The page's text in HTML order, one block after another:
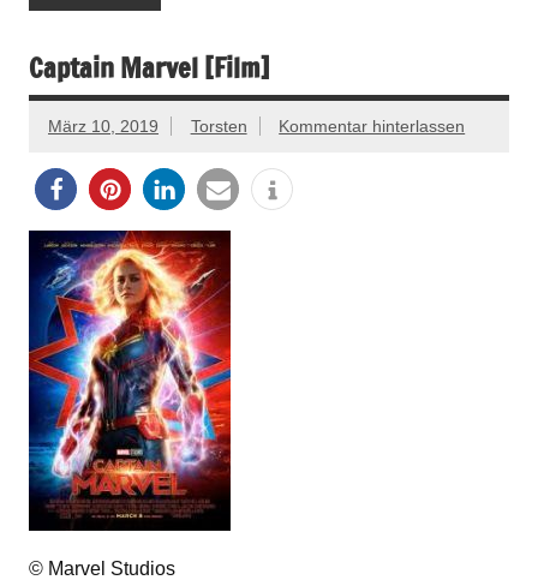
Captain Marvel [Film]
März 10, 2019 Torsten Kommentar hinterlassen
© Marvel Studios